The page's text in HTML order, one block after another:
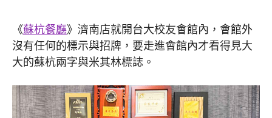
《蘇杭餐廳》濟南店就開台大校友會館內，會館外
沒有任何的標示與招牌，要走進會館內才看得見大
大的蘇杭兩字與米其林標誌。